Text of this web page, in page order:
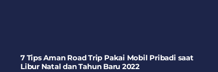
7 Tips Aman Road Trip Pakai Mobil Pribadi saat
Libur Natal dan Tahun Baru 2022